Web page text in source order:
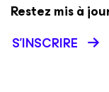
Restez mis à
S’INSCRIRE